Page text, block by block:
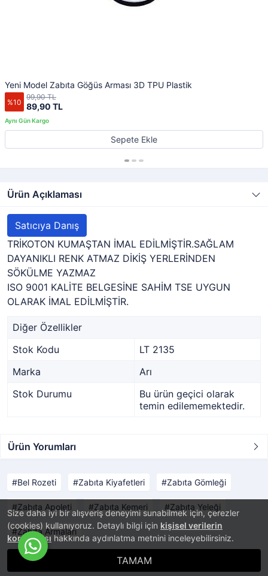
Size daha iyi bir alışveriş deneyimi sunabilmek için, çerezler
(cookies) kullanıyoruz. Detaylı bilgi için kişisel verilerin
korunması hakkında aydınlatma metnini inceleyebilirsiniz.
TAMAM
Yeni Model Zabıta Göğüs Arması 3D TPU Plastik
%10 89,90 TL
99,90 TL
Sepete Ekle
Ürün Açıklaması
Satıcıya Danış
TRİKOTON KUMAŞTAN İMAL EDİLMİŞTİR.SAĞLAM
DAYANIKLI RENK ATMAZ DİKİŞ YERLERİNDEN
SÖKÜLME YAZMAZ
ISO 9001 KALİTE BELGESİNE SAHİM TSE UYGUN
OLARAK İMAL EDİLMİŞTİR.
Diğer Özellikler
Stok Kodu
LT 2135
Marka
Arı
Stok Durumu
Bu ürün geçici olarak
temin edilememektedir.
Ürün Yorumları
Bel Rozeti Zabıta Kiyafetleri Zabıta Gömleği
Zabıta Apoleti Zabıta Kemeri Zabıta Yeleği
Zabıta Armaları
E-Ticaret Sistemi